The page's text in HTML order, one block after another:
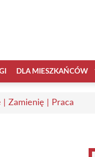
DLA MIESZKAŃCÓW
| Zamienię | Praca